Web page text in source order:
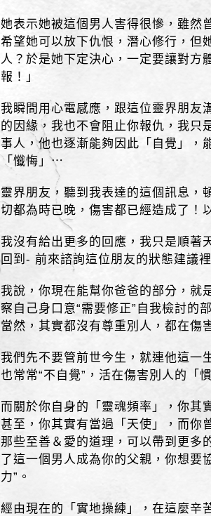
她表示她被這個男人害得很慘，雖然
希望她可以放下仇恨，潛心修行，但
人？於是她下定決心，一定要讓對方
報！」
我瞬間用心電感應，跟這位靈界朋友
的因緣，我也不會阻止你報仇，我只
事人，他也逐漸能夠因此「自覺」，
「懺悔」⋯
靈界朋友，聽到我表達的這個訊息，
切都為時已晚，傷害都已經造成了！
我沒有給出更多的回應，我只是順著
回到- 前來諮詢這位朋友的狀態建議
我說，你現在能幫你爸爸的部分，就
察自己身口意“需要修正”自我檢討的
當然，其實都沒有尊重別人，都在傷
我們先不要管前世今生，就連他這一
也常常“不自覺”，活在傷害別人的「
而關於你自身的「靈魂頻率」，你其
甚至，你其實有當過「天使」，而你
那些至善＆愛的道理，可以帶到更多
了這一個男人成為你的父親，你想要
力”。
經由現在的「實地操練」，在這麼辛